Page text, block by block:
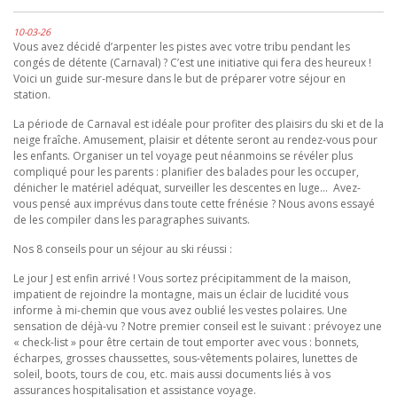
10-03-26
Vous avez décidé d’arpenter les pistes avec votre tribu pendant les
congés de détente (Carnaval) ? C’est une initiative qui fera des heureux !
Voici un guide sur-mesure dans le but de préparer votre séjour en
station.
La période de Carnaval est idéale pour profiter des plaisirs du ski et de la
neige fraîche. Amusement, plaisir et détente seront au rendez-vous pour
les enfants. Organiser un tel voyage peut néanmoins se révéler plus
compliqué pour les parents : planifier des balades pour les occuper,
dénicher le matériel adéquat, surveiller les descentes en luge… Avez-
vous pensé aux imprévus dans toute cette frénésie ? Nous avons essayé
de les compiler dans les paragraphes suivants.
Nos 8 conseils pour un séjour au ski réussi :
Le jour J est enfin arrivé ! Vous sortez précipitamment de la maison,
impatient de rejoindre la montagne, mais un éclair de lucidité vous
informe à mi-chemin que vous avez oublié les vestes polaires. Une
sensation de déjà-vu ? Notre premier conseil est le suivant : prévoyez une
« check-list » pour être certain de tout emporter avec vous : bonnets,
écharpes, grosses chaussettes, sous-vêtements polaires, lunettes de
soleil, boots, tours de cou, etc. mais aussi documents liés à vos
assurances hospitalisation et assistance voyage.